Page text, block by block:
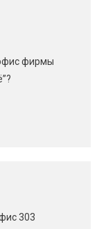
фирмы
303